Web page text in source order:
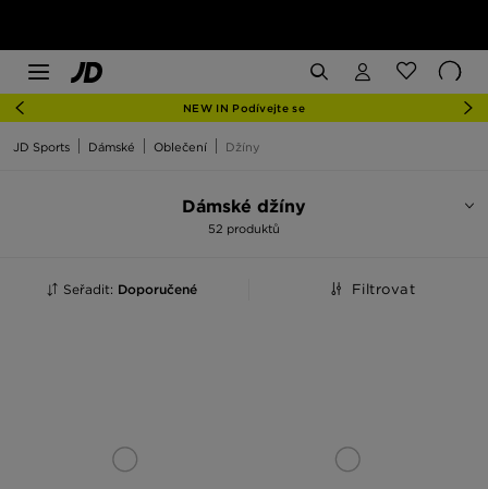
NEW IN Podívejte se
JD Sports Dámské Oblečení Džíny
Dámské džíny
52 produktů
Seřadit: Doporučené Filtrovat